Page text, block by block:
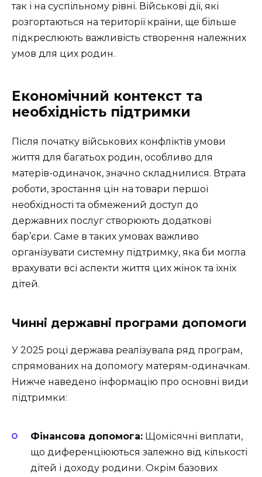
так і на суспільному рівні. Військові дії, які
розгортаються на території країни, ще більше
підкреслюють важливість створення належних
умов для цих родин.
Економічний контекст та
необхідність підтримки
Після початку військових конфліктів умови
життя для багатьох родин, особливо для
матерів-одиначок, значно складнилися. Втрата
роботи, зростання цін на товари першої
необхідності та обмежений доступ до
державних послуг створюють додаткові
бар’єри. Саме в таких умовах важливо
організувати системну підтримку, яка би могла
врахувати всі аспекти життя цих жінок та їхніх
дітей.
Чинні державні програми допомоги
У 2025 році держава реалізувала ряд програм,
спрямованих на допомогу матерям-одиначкам.
Нижче наведено інформацію про основні види
підтримки:
Фінансова допомога: Щомісячні виплати,
що диференціюються залежно від кількості
дітей і доходу родини. Окрім базових